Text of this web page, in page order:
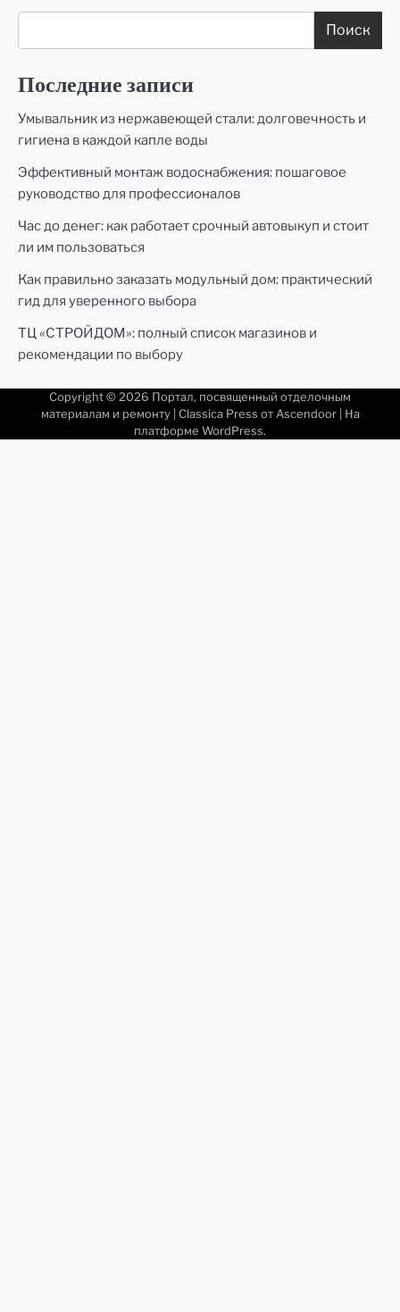
Поиск
Последние записи
Умывальник из нержавеющей стали: долговечность и
гигиена в каждой капле воды
Эффективный монтаж водоснабжения: пошаговое
руководство для профессионалов
Час до денег: как работает срочный автовыкуп и стоит
ли им пользоваться
Как правильно заказать модульный дом: практический
гид для уверенного выбора
ТЦ «СТРОЙДОМ»: полный список магазинов и
рекомендации по выбору
Copyright © 2026 Портал, посвященный отделочным
материалам и ремонту| Classica Press от Ascendoor| На
платформе WordPress.